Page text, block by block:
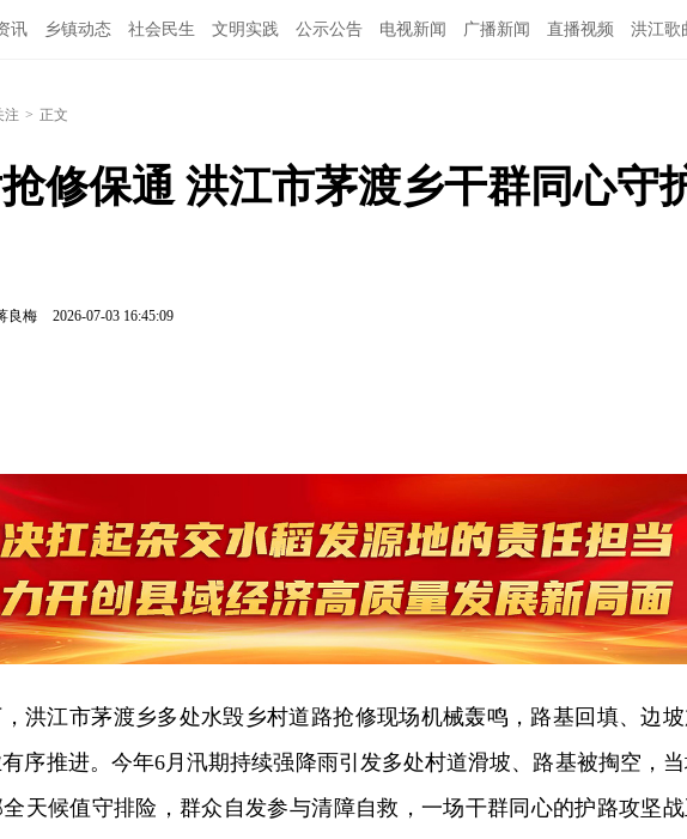
讯 乡镇动态 社会民生 文明实践 公示公告 电视新闻 广播新闻 直播视频 洪江歌
注 > 正文
抢修保通 洪江市茅渡乡干群同心守
良梅 2026-07-03 16:45:09
洪江市茅渡乡多处水毁乡村道路抢修现场机械轰鸣，路基回填、边
序推进。今年6月汛期持续强降雨引发多处村道滑坡、路基被掏空，
天候值守排险，群众自发参与清障自救，一场干群同心的护路攻坚